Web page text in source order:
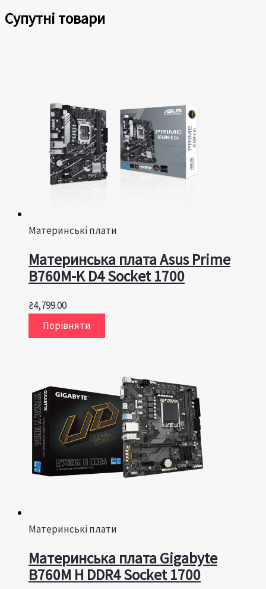
Супутні товари
Материнські плати
Материнська плата Asus Prime
B760M-K D4 Socket 1700
₴4,799.00
Порівняти
Материнські плати
Материнська плата Gigabyte
B760M H DDR4 Socket 1700